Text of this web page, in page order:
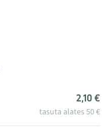
2,10 €
tasuta alates 50 €